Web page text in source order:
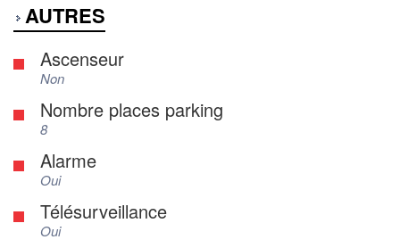
AUTRES
Ascenseur
Non
Nombre places parking
8
Alarme
Oui
Télésurveillance
Oui